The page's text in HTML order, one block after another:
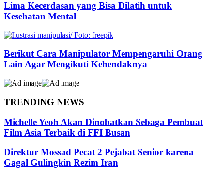
Lima Kecerdasan yang Bisa Dilatih untuk
Kesehatan Mental
Berikut Cara Manipulator Mempengaruhi Orang
Lain Agar Mengikuti Kehendaknya
TRENDING NEWS
Michelle Yeoh Akan Dinobatkan Sebaga Pembuat
Film Asia Terbaik di FFI Busan
Direktur Mossad Pecat 2 Pejabat Senior karena
Gagal Gulingkin Rezim Iran